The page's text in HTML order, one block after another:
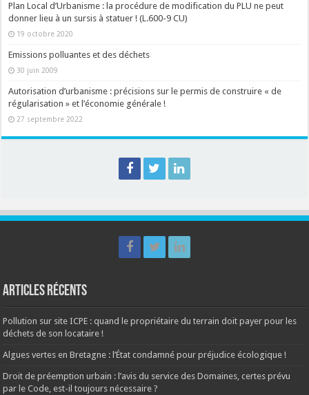
Plan Local d’Urbanisme : la procédure de modification du PLU ne peut
donner lieu à un sursis à statuer ! (L.600-9 CU)
19 octobre 2020
Emissions polluantes et des déchets
30 juin 2009
Autorisation d’urbanisme : précisions sur le permis de construire « de
régularisation » et l’économie générale !
27 septembre 2022
Articles récents
Pollution sur site ICPE : quand le propriétaire du terrain doit payer pour les
déchets de son locataire !
Algues vertes en Bretagne : l’État condamné pour préjudice écologique !
Droit de préemption urbain : l’avis du service des Domaines, certes prévu
par le Code, est-il toujours nécessaire ?